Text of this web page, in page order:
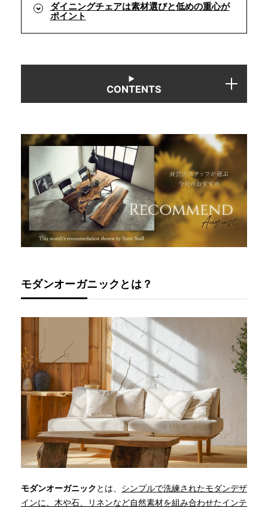
ダイニングチェアは素材選びと低めの重心が
ポイント
CONTENTS
モダンオーガニックとは？
モダンオーガニック とは、 シンプルで洗練されたモダンデザ
インに、木や石、リネンなど自然素材を組み合わせたインテ